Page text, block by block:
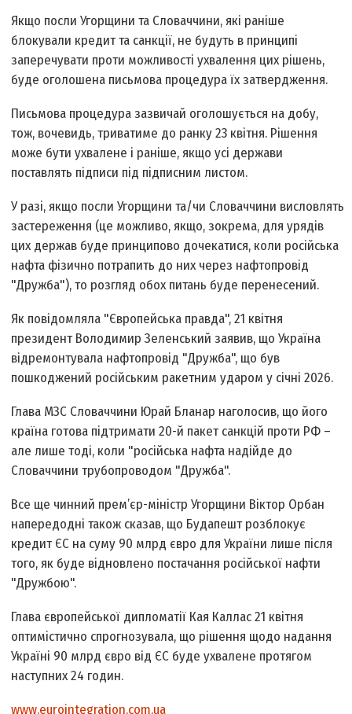
Якщо посли Угорщини та Словаччини, які раніше
блокували кредит та санкції, не будуть в принципі
заперечувати проти можливості ухвалення цих рішень,
буде оголошена письмова процедура їх затвердження.
Письмова процедура зазвичай оголошується на добу,
тож, вочевидь, триватиме до ранку 23 квітня. Рішення
може бути ухвалене і раніше, якщо усі держави
поставлять підписи під підписним листом.
У разі, якщо посли Угорщини та/чи Словаччини висловлять
застереження (це можливо, якщо, зокрема, для урядів
цих держав буде принципово дочекатися, коли російська
нафта фізично потрапить до них через нафтопровід
"Дружба"), то розгляд обох питань буде перенесений.
Як повідомляла "Європейська правда", 21 квітня
президент Володимир Зеленський заявив, що Україна
відремонтувала нафтопровід "Дружба", що був
пошкоджений російським ракетним ударом у січні 2026.
Глава МЗС Словаччини Юрай Бланар наголосив, що його
країна готова підтримати 20-й пакет санкцій проти РФ –
але лише тоді, коли "російська нафта надійде до
Словаччини трубопроводом "Дружба".
Все ще чинний прем’єр-міністр Угорщини Віктор Орбан
напередодні також сказав, що Будапешт розблокує
кредит ЄС на суму 90 млрд євро для України лише після
того, як буде відновлено постачання російської нафти
"Дружбою".
Глава європейської дипломатії Кая Каллас 21 квітня
оптимістично спрогнозувала, що рішення щодо надання
Україні 90 млрд євро від ЄС буде ухвалене протягом
наступних 24 годин.
www.eurointegration.com.ua